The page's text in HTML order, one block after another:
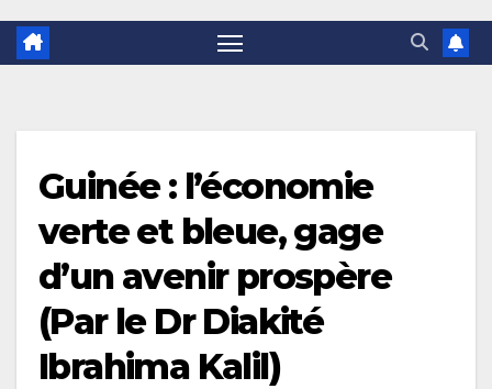
Guinée : l’économie
verte et bleue, gage
d’un avenir prospère
(Par le Dr Diakité
Ibrahima Kalil)